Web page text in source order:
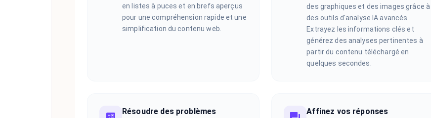
en listes à puces et en brefs aperçus
pour une compréhension rapide et une
simplification du contenu web.
des graphiques et des images grâce à
des outils d'analyse IA avancés.
Extrayez les informations clés et
générez des analyses pertinentes à
partir du contenu téléchargé en
quelques secondes.
Résoudre des problèmes
Affinez vos réponses